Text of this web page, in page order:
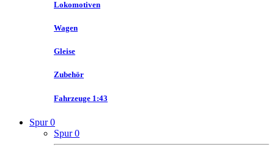
Lokomotiven
Wagen
Gleise
Zubehör
Fahrzeuge 1:43
Spur 0
Spur 0